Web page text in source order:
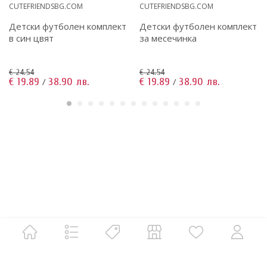
CUTEFRIENDSBG.COM
Детски футболен комплект
в син цвят
€ 24.54
€ 19.89 / 38.90 лв.
CUTEFRIENDSBG.COM
Детски футболен комплект
за месечинка
€ 24.54
€ 19.89 / 38.90 лв.